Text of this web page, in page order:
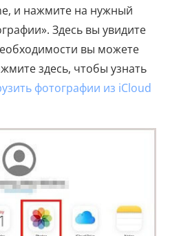
и нажмите на нужный
Здесь вы увидите
вы можете
здесь, чтобы узнать
фотографии из iCloud